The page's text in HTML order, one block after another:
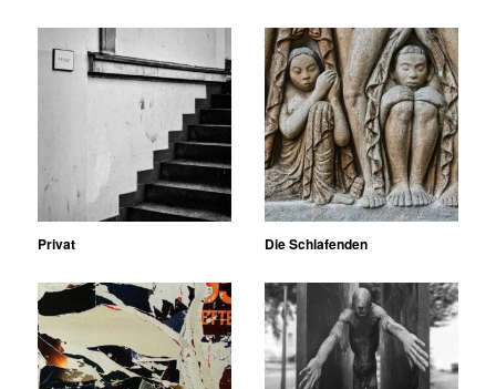
Privat Die Schlafenden